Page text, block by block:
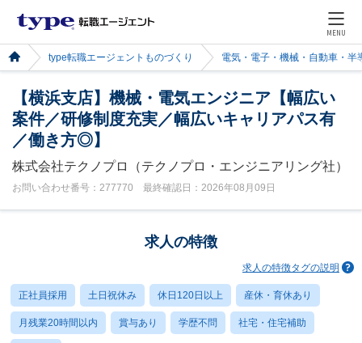
MENU
type転職エージェントものづくり 電気・電子・機械・自動車・半
【横浜支店】機械・電気エンジニア【幅広い
案件／研修制度充実／幅広いキャリアパス有
／働き方◎】
株式会社テクノプロ（テクノプロ・エンジニアリング社）
お問い合わせ番号：277770 最終確認日：2026年08月09日
求人の特徴
求人の特徴タグの説明
正社員採用 土日祝休み 休日120日以上 産休・育休あり
月残業20時間以内 賞与あり 学歴不問 社宅・住宅補助